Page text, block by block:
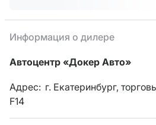
Информация о дилере
Автоцентр «Докер Авто»
Адрес: г. Екатеринбург,
F14